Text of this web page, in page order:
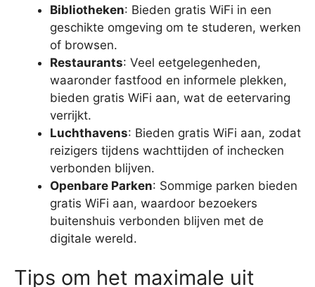
Bibliotheken: Bieden gratis WiFi in een
geschikte omgeving om te studeren, werken
of browsen.
Restaurants: Veel eetgelegenheden,
waaronder fastfood en informele plekken,
bieden gratis WiFi aan, wat de eetervaring
verrijkt.
Luchthavens: Bieden gratis WiFi aan, zodat
reizigers tijdens wachttijden of inchecken
verbonden blijven.
Openbare Parken: Sommige parken bieden
gratis WiFi aan, waardoor bezoekers
buitenshuis verbonden blijven met de
digitale wereld.
Tips om het maximale uit